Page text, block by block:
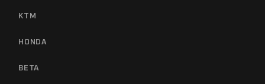
KTM
HONDA
BETA